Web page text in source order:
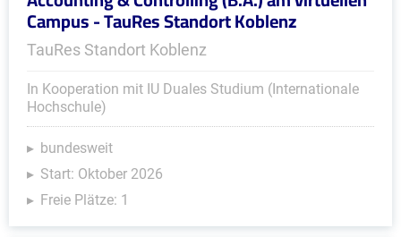
Campus - TauRes Standort Koblenz
TauRes Standort Koblenz
In Kooperation mit IU Duales Studium (Internationale
Hochschule)
bundesweit
Start: Oktober 2026
Freie Plätze: 1